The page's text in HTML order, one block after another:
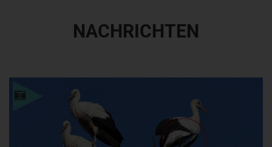
NACHRICHTEN
Einzelheiten